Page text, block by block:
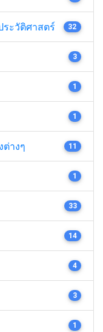
ะวัติศาสตร์ 32
3
1
1
างๆ 11
1
33
14
4
3
1